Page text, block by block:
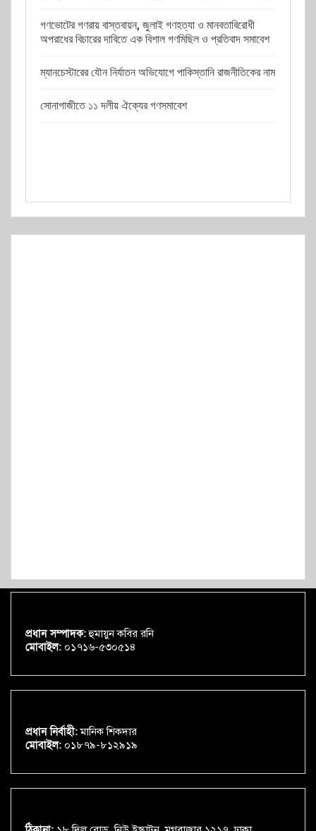
গণভোটের গণরায় বাস্তবায়ন, জুলাই গণহত্যা ও মানবতাবিরোধী
অপরাধের বিচারের দাবিতে এক বিশাল গণমিছিল ও প্রতিবাদ সমাবেশ
ম্যানচেস্টারের যৌন নির্যাতন অভিযোগে পাকিস্তানি রাজনীতিকের নাম
সোনাগাজীতে ১১ দলীয় ঐক্যের গণসমাবেশ
প্রধান সম্পাদক:হুমায়ুন কবির রনি
মোবাইল: ০১৭১৬-৫৩০৫১৪
প্রধান নির্বাহী:মানিক শিকদার
মোবাইল: ০১৮৭৯-৮১২৯১৯